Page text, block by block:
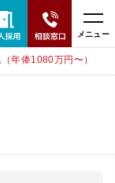
メニュー
年俸1080万円〜）